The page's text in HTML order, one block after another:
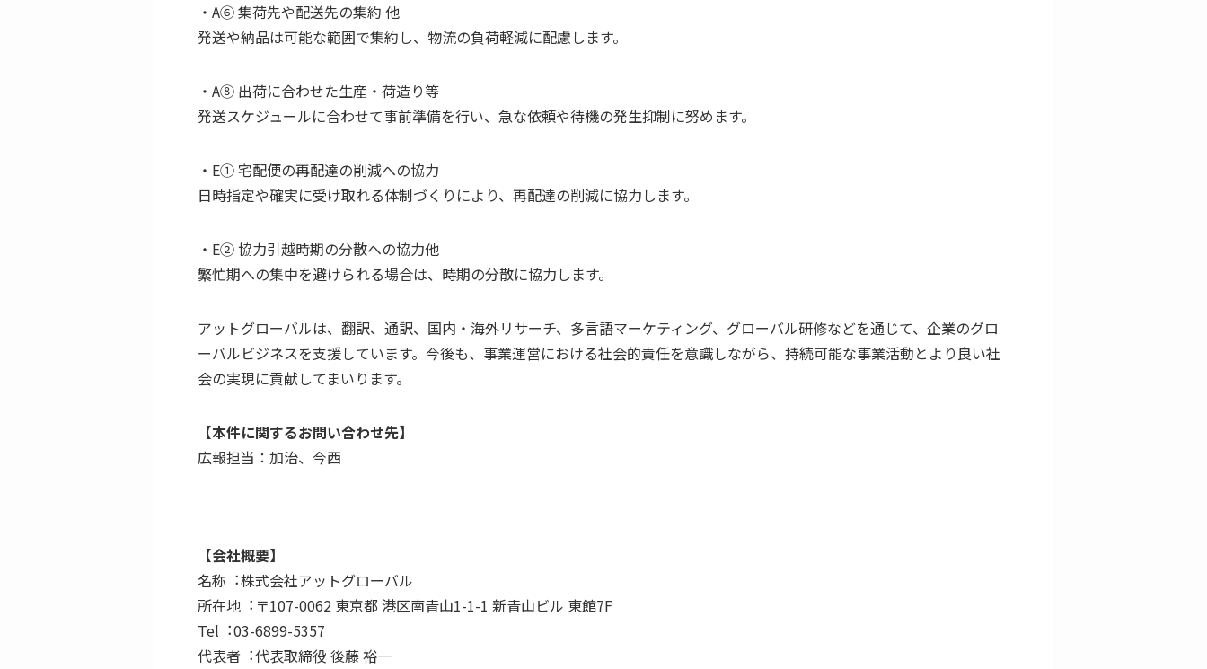
・A⑥ 集荷先や配送先の集約 他
発送や納品は可能な範囲で集約し、物流の負荷軽減に配慮します。
・A⑧ 出荷に合わせた生産・荷造り等
発送スケジュールに合わせて事前準備を行い、急な依頼や待機の発生抑制に努めます。
・E① 宅配便の再配達の削減への協力
日時指定や確実に受け取れる体制づくりにより、再配達の削減に協力します。
・E② 協力引越時期の分散への協力他
繁忙期への集中を避けられる場合は、時期の分散に協力します。
アットグローバルは、翻訳、通訳、国内・海外リサーチ、多言語マーケティング、グローバル研修などを通じて、企業のグロ
ーバルビジネスを支援しています。今後も、事業運営における社会的責任を意識しながら、持続可能な事業活動とより良い社
会の実現に貢献してまいります。
【本件に関するお問い合わせ先】
広報担当：加治、今西
【会社概要】
名称︓株式会社アットグローバル
所在地︓〒107-0062 東京都 港区南青山1-1-1 新青山ビル 東館7F
Tel︓03-6899-5357
代表者︓代表取締役 後藤 裕⼀